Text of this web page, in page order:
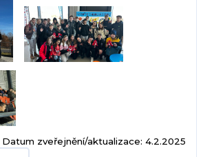
Datum zveřejnění/aktualizace: 4.2.2025